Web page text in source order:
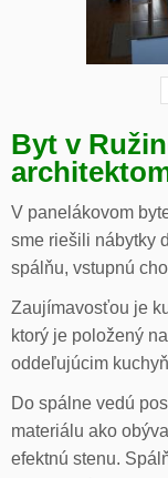
Byt v
V panelákovom
sme riešili nábytky
spálňu, vstupnú
Zaujímavosťou je
ktorý je položený
oddeľujúcim
Do spálne vedú
materiálu ako
efektnú stenu.